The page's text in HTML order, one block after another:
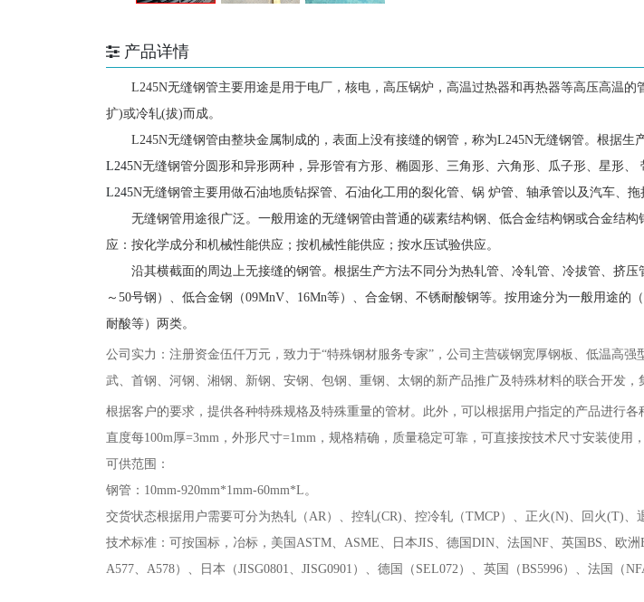
产品详情
L245N无缝钢管主要用途是用于电厂，核电，高压锅炉，高温过热器和再热器等高压高温
扩)或冷轧(拔)而成。
L245N无缝钢管由整块金属制成的，表面上没有接缝的钢管，称为L245N无缝钢管。根据生
L245N无缝钢管分圆形和异形两种，异形管有方形、椭圆形、三角形、六角形、瓜子形、星形、
L245N无缝钢管主要用做石油地质钻探管、石油化工用的裂化管、锅 炉管、轴承管以及汽车、拖
无缝钢管用途很广泛。一般用途的无缝钢管由普通的碳素结构钢、低合金结构钢或合金结构
应：按化学成分和机械性能供应；按机械性能供应；按水压试验供应。
沿其横截面的周边上无接缝的钢管。根据生产方法不同分为热轧管、冷轧管、冷拔管、挤
～50号钢）、低合金钢（09MnV、16Mn等）、合金钢、不锈耐酸钢等。按用途分为一般用途
耐酸等）两类。
公司实力：注册资金伍仟万元，致力于“特殊钢材服务专家”，公司主营碳钢宽厚钢板、低温高
武、首钢、河钢、湘钢、新钢、安钢、包钢、重钢、太钢的新产品推广及特殊材料的联合开发
根据客户的要求，提供各种特殊规格及特殊重量的管材。此外，可以根据用户指定的产品进行
直度每100m厚=3mm，外形尺寸=1mm，规格精确，质量稳定可靠，可直接按技术尺寸安装使用
可供范围：
钢管：10mm-920mm*1mm-60mm*L。
交货状态根据用户需要可分为热轧（AR）、控轧(CR)、控冷轧（TMCP）、正火(N)、回火(T)、
技术标准：可按国标，冶标，美国 ASTM、ASME、日本JIS、德国DIN、法国NF、英国BS、欧
A577、A578）、日本（JISG0801、JISG0901）、德国（SEL072）、英国（BS5996）、法国（